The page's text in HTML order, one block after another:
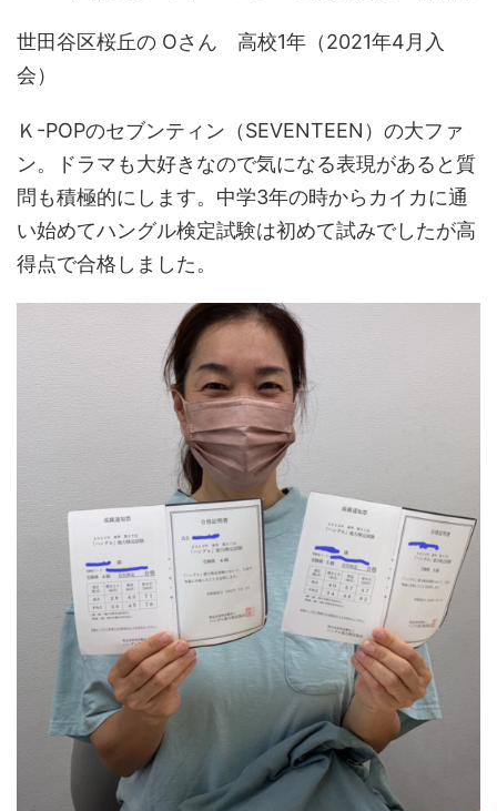
世田谷区桜丘の Oさん 高校1年（2021年4月入
会）
Ｋ-POPのセブンティン（SEVENTEEN）の大ファ
ン。ドラマも大好きなので気になる表現があると質
問も積極的にします。中学3年の時からカイカに通
い始めてハングル検定試験は初めて試みでしたが高
得点で合格しました。